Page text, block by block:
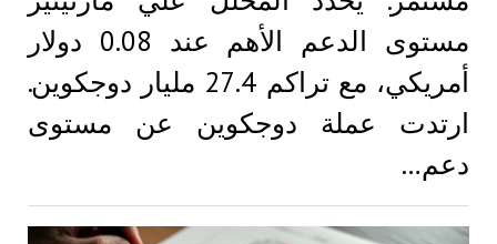
مستوى الدعم الأهم عند 0.08 دولار
أمريكي، مع تراكم 27.4 مليار دوجكوين.
ارتدت عملة دوجكوين عن مستوى
دعم…